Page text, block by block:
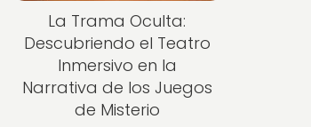
La Trama Oculta:
Descubriendo el Teatro
Inmersivo en la
Narrativa de los Juegos
de Misterio